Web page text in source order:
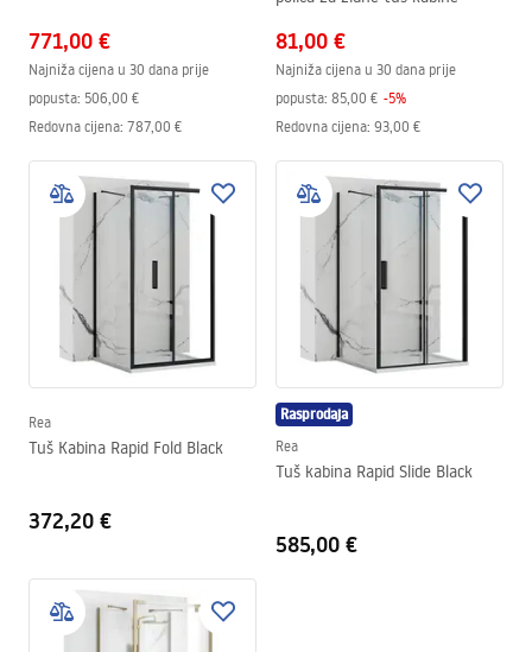
771,00 €
Najniža cijena u 30 dana prije
popusta: 506,00 €
Redovna cijena: 787,00 €
81,00 €
Najniža cijena u 30 dana prije
popusta: 85,00 € -5%
Redovna cijena: 93,00 €
Rea
Tuš Kabina Rapid Fold Black
372,20 €
Rasprodaja
Rea
Tuš kabina Rapid Slide Black
585,00 €